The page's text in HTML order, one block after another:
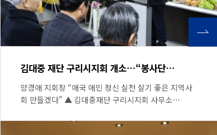
김대중 재단 구리시지회 개소…“봉사단…
양경애 지회장 “애국 애민 정신 실천 살기 좋은 지역사
회 만들겠다” ▲ 김대중재단 구리시지회 사무소…